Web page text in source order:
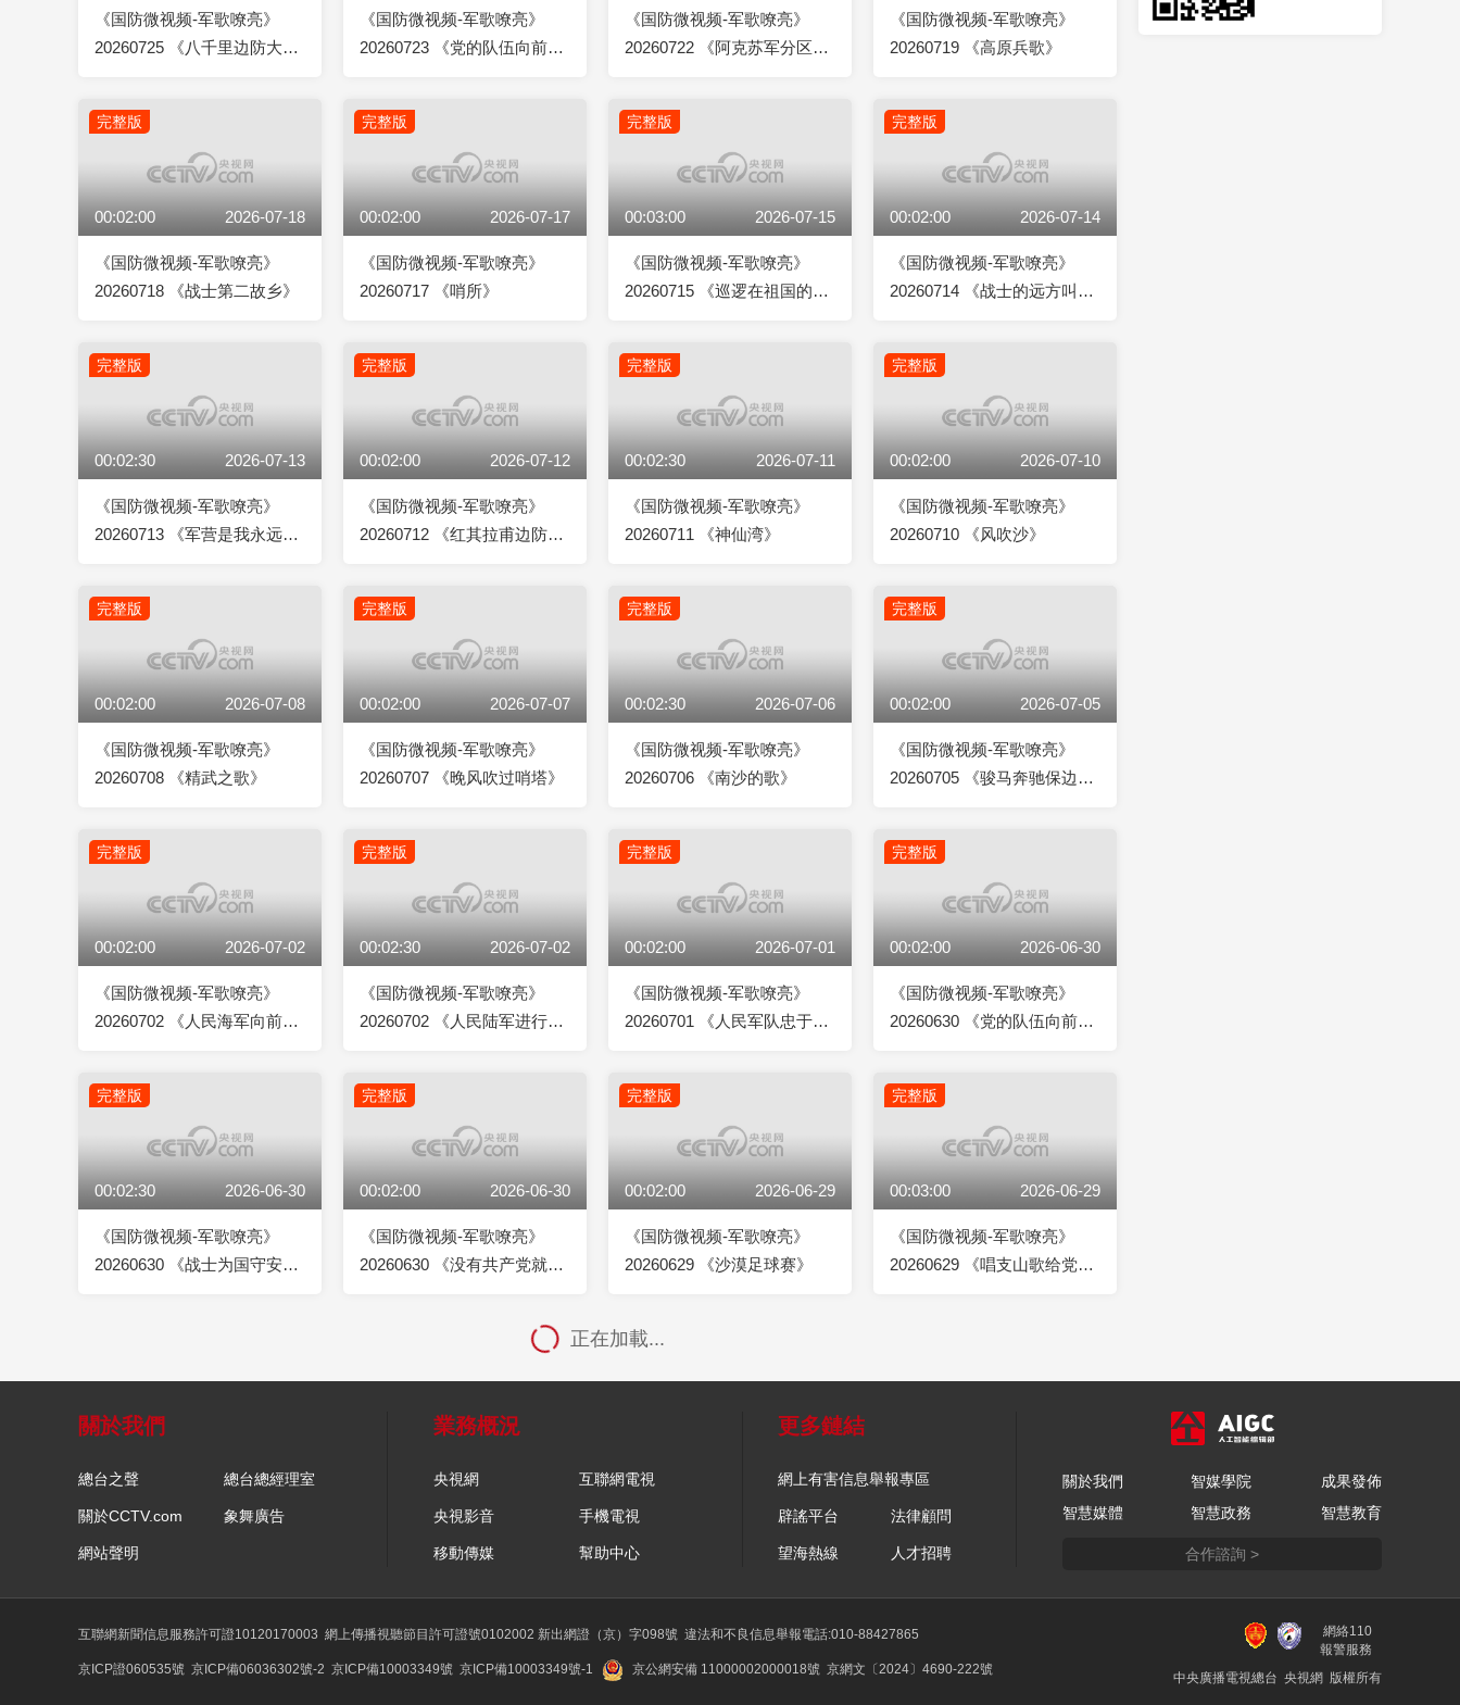
《国防微视频-军歌嘹亮》
20260725 《八千里边防大北
《国防微视频-军歌嘹亮》
20260723 《党的队伍向前
《国防微视频-军歌嘹亮》
20260722 《阿克苏军分区之
《国防微视频-军歌嘹亮》
20260719 《高原兵歌》
完整版
00:02:00 2026-07-18
《国防微视频-军歌嘹亮》
20260718 《战士第二故乡》
完整版
00:02:00 2026-07-17
《国防微视频-军歌嘹亮》
20260717 《哨所》
完整版
00:03:00 2026-07-15
《国防微视频-军歌嘹亮》
20260715 《巡逻在祖国的边
完整版
00:02:00 2026-07-14
《国防微视频-军歌嘹亮》
20260714 《战士的远方叫家
完整版
00:02:30 2026-07-13
《国防微视频-军歌嘹亮》
20260713 《军营是我永远的
完整版
00:02:00 2026-07-12
《国防微视频-军歌嘹亮》
20260712 《红其拉甫边防连
完整版
00:02:30 2026-07-11
《国防微视频-军歌嘹亮》
20260711 《神仙湾》
完整版
00:02:00 2026-07-10
《国防微视频-军歌嘹亮》
20260710 《风吹沙》
完整版
00:02:00 2026-07-08
《国防微视频-军歌嘹亮》
20260708 《精武之歌》
完整版
00:02:00 2026-07-07
《国防微视频-军歌嘹亮》
20260707 《晚风吹过哨塔》
完整版
00:02:30 2026-07-06
《国防微视频-军歌嘹亮》
20260706 《南沙的歌》
完整版
00:02:00 2026-07-05
《国防微视频-军歌嘹亮》
20260705 《骏马奔驰保边
完整版
00:02:00 2026-07-02
《国防微视频-军歌嘹亮》
20260702 《人民海军向前
完整版
00:02:30 2026-07-02
《国防微视频-军歌嘹亮》
20260702 《人民陆军进行
完整版
00:02:00 2026-07-01
《国防微视频-军歌嘹亮》
20260701 《人民军队忠于
完整版
00:02:00 2026-06-30
《国防微视频-军歌嘹亮》
20260630 《党的队伍向前
完整版
00:02:30 2026-06-30
《国防微视频-军歌嘹亮》
20260630 《战士为国守安
完整版
00:02:00 2026-06-30
《国防微视频-军歌嘹亮》
20260630 《没有共产党就没
完整版
00:02:00 2026-06-29
《国防微视频-军歌嘹亮》
20260629 《沙漠足球赛》
完整版
00:03:00 2026-06-29
《国防微视频-军歌嘹亮》
20260629 《唱支山歌给党
正在加載...
關於我們
總台之聲 總台總經理室
關於CCTV.com 象舞廣告
網站聲明
業務概況
央視網 互聯網電視
央視影音 手機電視
移動傳媒 幫助中心
更多鏈結
網上有害信息舉報專區
辟謠平台 法律顧問
望海熱線 人才招聘
關於我們 智媒學院
成果發佈
智慧媒體
智慧政務 智慧教育
合作諮詢 >
互聯網新聞信息服務許可證10120170003 網上傳播視聽節目許可證號0102002 新出網證（京）字098號 違法和不良信息舉報電話:010-88427865
京ICP證060535號 京ICP備06036302號-2 京ICP備10003349號 京ICP備10003349號-1 京公網安備 11000002000018號 京網文〔2024〕4690-222號
網絡110
報警服務
中央廣播電視總台 央視網 版權所有